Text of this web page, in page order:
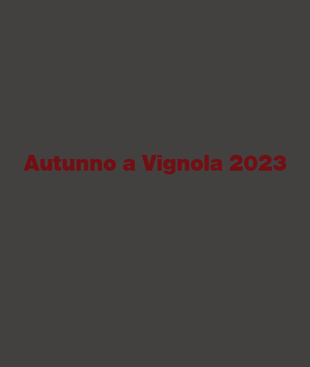
Autunno a Vignola 2023